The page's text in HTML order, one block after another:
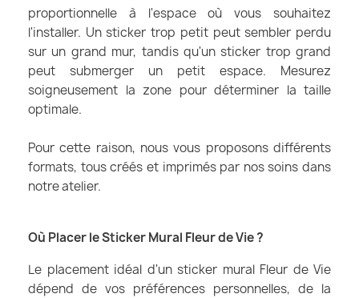
proportionnelle à l'espace où vous souhaitez
l'installer. Un sticker trop petit peut sembler perdu
sur un grand mur, tandis qu'un sticker trop grand
peut submerger un petit espace. Mesurez
soigneusement la zone pour déterminer la taille
optimale.
Pour cette raison, nous vous proposons différents
formats, tous créés et imprimés par nos soins dans
notre atelier.
Où Placer le Sticker Mural Fleur de Vie ?
Le placement idéal d'un sticker mural Fleur de Vie
dépend de vos préférences personnelles, de la